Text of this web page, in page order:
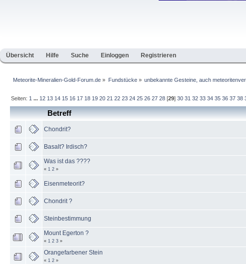
Übersicht Hilfe Suche Einloggen Registrieren
Meteorite-Mineralien-Gold-Forum.de » Fundstücke» unbekannte Gesteine, auch
Seiten: 1 ... 12 13 14 15 16 17 18 19 20 21 22 23 24 25 26 27 28 [29]30 31 32 33 34 35 36 37 38
Betreff
Chondrit?
Basalt? Irdisch?
Was ist das ????
« 1 2 »
Eisenmeteorit?
Chondrit ?
Steinbestimmung
Mount Egerton ?
« 1 2 3 »
Orangefarbener Stein
« 1 2 »